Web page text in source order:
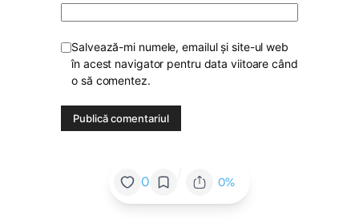
Salvează-mi numele, emailul și site-ul web
în acest navigator pentru data viitoare când
o să comentez.
0 0%